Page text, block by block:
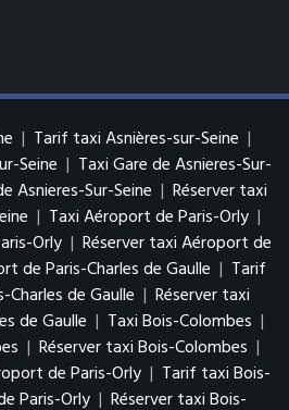
| Tarif taxi Asnières-sur-Seine |
Seine | Taxi Gare de Asnieres-Sur-
Asnieres-Sur-Seine | Réserver taxi
| Taxi Aéroport de Paris-Orly |
Orly | Réserver taxi Aéroport de
de Paris-Charles de Gaulle | Tarif
de Gaulle | Réserver taxi
de Gaulle | Taxi Bois-Colombes |
| Réserver taxi Bois-Colombes |
de Paris-Orly | Tarif taxi Bois-
Paris-Orly | Réserver taxi Bois-